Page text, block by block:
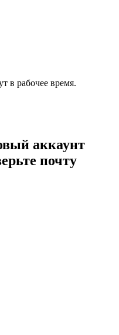
в рабочее время.
аккаунт
почту